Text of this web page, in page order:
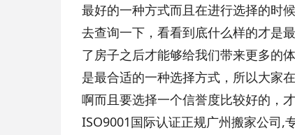
最好的一种方式而且在进行选择的时
去查询一下，看看到底什么样的才是
了房子之后才能够给我们带来更多的
是最合适的一种选择方式，所以大家
啊而且要选择一个信誉度比较好的，
ISO9001国际认证正规广州搬家公司,